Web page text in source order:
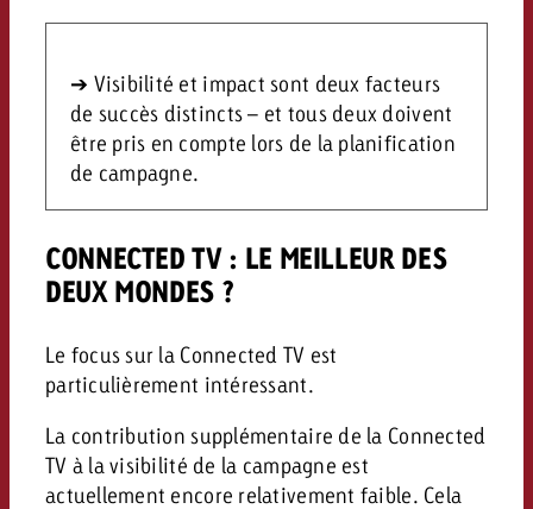
➔ Visibilité et impact sont deux facteurs
de succès distincts – et tous deux doivent
être pris en compte lors de la planification
de campagne.
CONNECTED TV : LE MEILLEUR DES
DEUX MONDES ?
Le focus sur la Connected TV est
particulièrement intéressant.
La contribution supplémentaire de la Connected
TV à la visibilité de la campagne est
actuellement encore relativement faible. Cela